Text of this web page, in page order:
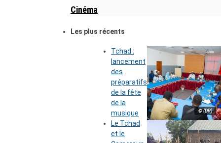
Cinéma
Les plus récents
© (DR)
Tchad :
lancement
des
préparatifs
de la fête
de la
musique
Le Tchad
et le